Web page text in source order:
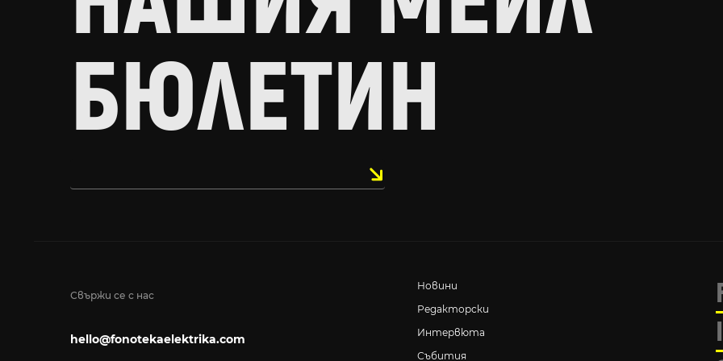
БЮЛЕТИН
Свържи се с нас
hello@fonotekaelektrika.com
Новини
Редакторски
Интервюта
Събития